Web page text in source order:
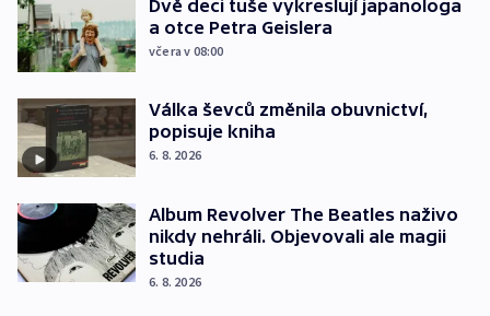
Dvě deci tuše vykreslují japanologa
a otce Petra Geislera
včera v 08:00
Válka ševců změnila obuvnictví,
popisuje kniha
6. 8. 2026
Album Revolver The Beatles naživo
nikdy nehráli. Objevovali ale magii
studia
6. 8. 2026